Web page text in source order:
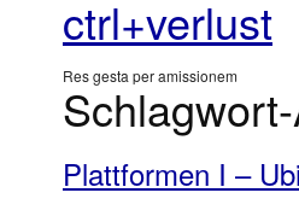
ctrl+verlust
Res gesta per amissionem
Plattformen I –